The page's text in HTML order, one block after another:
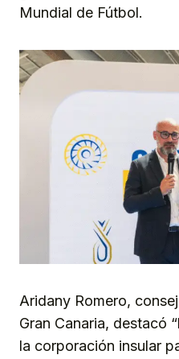
Mundial de Fútbol.
Aridany Romero,
Gran Canaria, destacó
la corporación insular